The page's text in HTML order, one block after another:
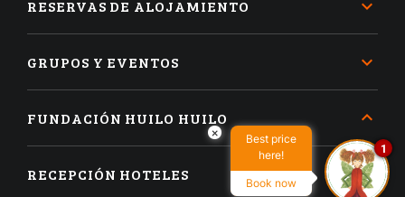
RESERVAS DE ALOJAMIENTO
GRUPOS Y EVENTOS
FUNDACIÓN HUILO HUILO
RECEPCIÓN HOTELES
×
Best price
here!
Book now
1